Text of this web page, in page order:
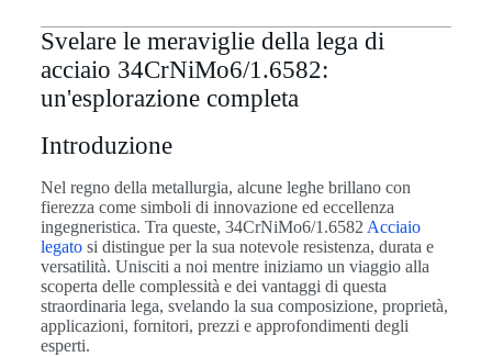
Svelare le meraviglie della lega di
acciaio 34CrNiMo6/1.6582:
un'esplorazione completa
Introduzione
Nel regno della metallurgia, alcune leghe brillano con
fierezza come simboli di innovazione ed eccellenza
ingegneristica. Tra queste, 34CrNiMo6/1.6582 Acciaio
legato si distingue per la sua notevole resistenza, durata e
versatilità. Unisciti a noi mentre iniziamo un viaggio alla
scoperta delle complessità e dei vantaggi di questa
straordinaria lega, svelando la sua composizione, proprietà,
applicazioni, fornitori, prezzi e approfondimenti degli
esperti.